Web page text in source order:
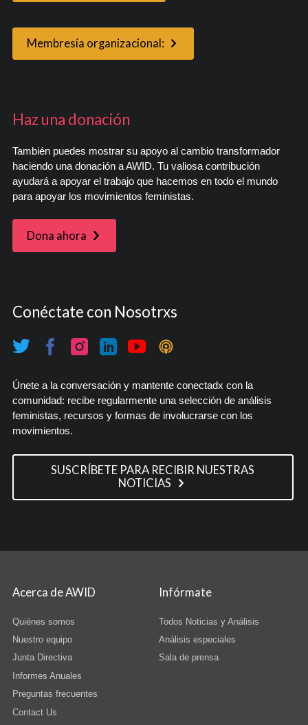
Membresía organizacional:
Haz una donación
También puedes mostrar su apoyo al cambio transformador
haciendo una donación a AWID. Tu valiosa contribución
ayudará a apoyar el trabajo que hacemos en todo el mundo
para apoyar los movimientos feministas.
Dona ahora
Conéctate con Nosotrxs
Únete a la conversación y mantente conectadx con la
comunidad: recibe regularmente una selección de análisis
feministas, recursos y formas de involucrarse con los
movimientos.
SUSCRÍBETE PARA RECIBIR NUESTRAS
NOTICIAS
Acerca de AWID
Quiénes somos
Nuestro equipo
Junta Directiva
Informes Anuales
Preguntas frecuentes
Contact Us
Infórmate
Todos Noticias y Análisis
Análisis especiales
Sala de prensa